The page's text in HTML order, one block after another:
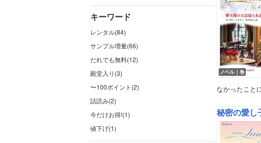
キーワード
レンタル(84)
サンプル増量(66)
だれでも無料(12)
殿堂入り(3)
〜100ポイント(2)
話読み(2)
今だけお得!(1)
値下げ(1)
ノベル｜巻
なかったこと
秘密の愛し